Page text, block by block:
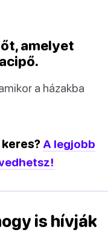
amelyet
a házakba
A legjobb
is hívják